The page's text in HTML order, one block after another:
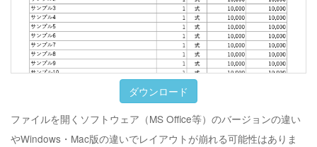
ダウンロード
ファイルを開くソフトウェア（MS Office等）のバージョンの違い
やWindows・Mac版の違いでレイアウトが崩れる可能性はありま